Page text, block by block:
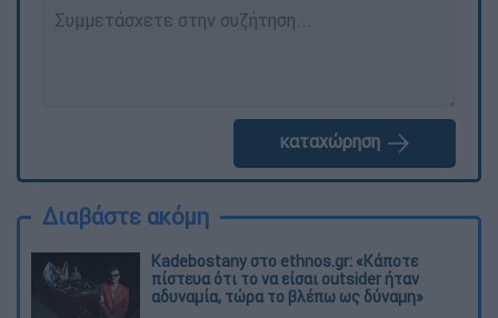
καταχώρηση
Διαβάστε ακόμη
Kadebostany στο ethnos.gr: «Κάποτε
πίστευα ότι το να είσαι outsider ήταν
αδυναμία, τώρα το βλέπω ως δύναμη»